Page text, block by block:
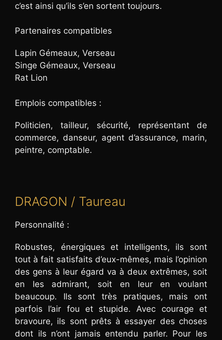
c’est ainsi qu’ils s’en sortent toujours.
Partenaires compatibles
Lapin Gémeaux, Verseau
Singe Gémeaux, Verseau
Rat Lion
Emplois compatibles :
Politicien, tailleur, sécurité, représentant de
commerce, danseur, agent d’assurance, marin,
peintre, comptable.
DRAGON / Taureau
Personnalité :
Robustes, énergiques et intelligents, ils sont
tout à fait satisfaits d’eux-mêmes, mais l’opinion
des gens à leur égard va à deux extrêmes, soit
en les admirant, soit en leur en voulant
beaucoup. Ils sont très pratiques, mais ont
parfois l’air fou et stupide. Avec courage et
bravoure, ils sont prêts à essayer des choses
dont ils n’ont jamais entendu parler. Pour les